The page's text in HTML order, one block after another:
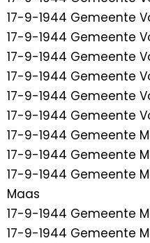
17-9-1944 Gemeente
17-9-1944 Gemeente
17-9-1944 Gemeente
17-9-1944 Gemeente
17-9-1944 Gemeente
17-9-1944 Gemeente
17-9-1944 Gemeente
17-9-1944 Gemeente
17-9-1944 Gemeente
Maas
17-9-1944 Gemeente
17-9-1944 Gemeente